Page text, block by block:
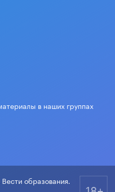
в наших группах
образования.